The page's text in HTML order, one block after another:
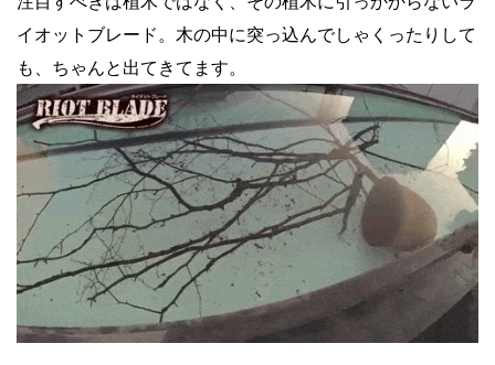
イオットブレード。木の中に突っ込んでしゃくったりして
も、ちゃんと出てきてます。